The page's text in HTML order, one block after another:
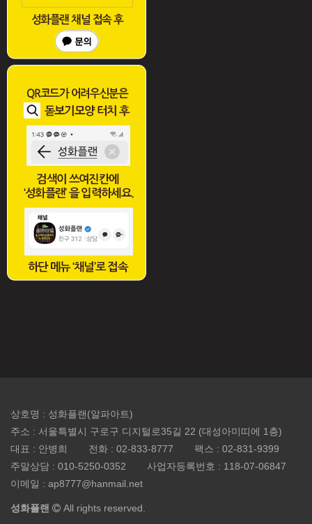
상호명 : 성화플랜(알파아트)
주소 : 서울특별시 구로구 디지털로35길 22 (대성아미띠에 1층)
대표 : 안병희
전화 : 02-833-8777 팩스 : 02-831-9399
주말상담 : 010-5250-0352 사업자등록번호 : 118-07-06847
이메일 : ap8777@hanmail.net
성화플랜 All rights reserved.